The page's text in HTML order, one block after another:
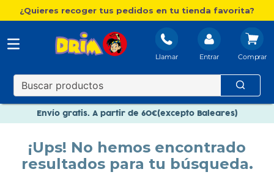
¿Quieres recoger tus pedidos en tu tienda favorita?
Llamar Entrar
Envío gratis. A partir de 60€(excepto Baleares)
Nuevo catálogo Aire Libre
Paga en 3 plazos sin intereses
¡Ups! No hemos encontrado
resultados para tu búsqueda.